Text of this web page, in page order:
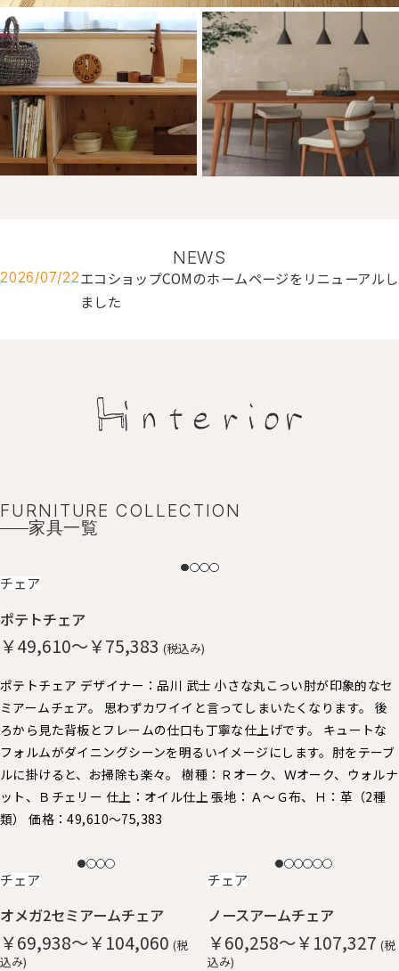
NEWS
2026/07/22エコショップCOMのホームページをリニューアルし
ました
FURNITURE COLLECTION
家具一覧
NEW
チェア
ポテトチェア
￥49,610～￥75,383 (税込み)
ポテトチェア デザイナー：品川 武士 小さな丸こっい肘が印象的なセ
ミアームチェア。 思わずカワイイと言ってしまいたくなります。 後
ろから見た背板とフレームの仕口も丁寧な仕上げです。 キュートな
フォルムがダイニングシーンを明るいイメージにします。 ​肘をテーブ
ルに掛けると、お掃除も楽々。 樹種：Ｒオーク、Ｗオーク、ウォルナ
ット、Ｂチェリー 仕上：オイル仕上 張地：Ａ～Ｇ布、Ｈ：革（2種
類） 価格：49,610～75,383
NEW
チェア
オメガ2セミアームチェア
￥69,938～￥104,060 (税
込み)
NEW
チェア
ノースアームチェア
￥60,258～￥107,327 (税
込み)